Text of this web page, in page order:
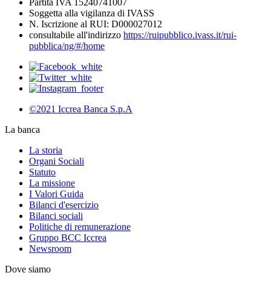
Partita IVA 15240741007
Soggetta alla vigilanza di IVASS
N. Iscrizione al RUI: D000027012
consultabile all'indirizzo https://ruipubblico.ivass.it/rui-
pubblica/ng/#/home
©2021 Iccrea Banca S.p.A
La banca
La storia
Organi Sociali
Statuto
La missione
I Valori Guida
Bilanci d'esercizio
Bilanci sociali
Politiche di remunerazione
Gruppo BCC Iccrea
Newsroom
Dove siamo